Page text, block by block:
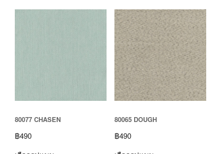
80077 CHASEN
฿490
80065 DOUGH
฿490